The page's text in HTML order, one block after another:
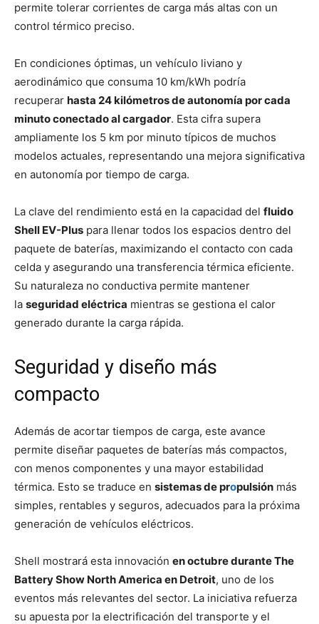
permite tolerar corrientes de carga más altas con un
control térmico preciso.
En condiciones óptimas, un vehículo liviano y
aerodinámico que consuma 10 km/kWh podría
recuperar hasta 24 kilómetros de autonomía por cada
minuto conectado al cargador. Esta cifra supera
ampliamente los 5 km por minuto típicos de muchos
modelos actuales, representando una mejora significativa
en autonomía por tiempo de carga.
La clave del rendimiento está en la capacidad del fluido
Shell EV-Plus para llenar todos los espacios dentro del
paquete de baterías, maximizando el contacto con cada
celda y asegurando una transferencia térmica eficiente.
Su naturaleza no conductiva permite mantener
la seguridad eléctrica mientras se gestiona el calor
generado durante la carga rápida.
Seguridad y diseño más
compacto
Además de acortar tiempos de carga, este avance
permite diseñar paquetes de baterías más compactos,
con menos componentes y una mayor estabilidad
térmica. Esto se traduce en sistemas de propulsión más
simples, rentables y seguros, adecuados para la próxima
generación de vehículos eléctricos.
Shell mostrará esta innovación en octubre durante The
Battery Show North America en Detroit, uno de los
eventos más relevantes del sector. La iniciativa refuerza
su apuesta por la electrificación del transporte y el